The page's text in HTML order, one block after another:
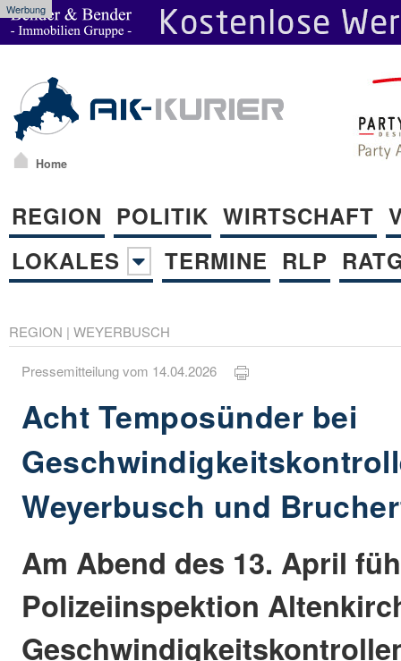
Werbung
Home
REGION POLITIK WIRTSCHAFT
LOKALES
TERMINE RLP
REGION | WEYERBUSCH
Pressemitteilung vom 14.04.2026
Acht Temposünder bei
Weyerbusch und
Am Abend des 13. April
Polizeiinspektion